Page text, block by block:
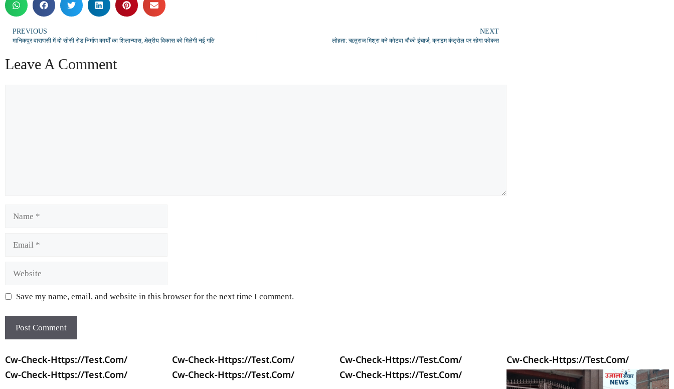
PREVIOUS
मानिकपुर वाराणसी में दो सीसी रोड निर्माण कार्यों का शिलान्यास, क्षेत्रीय विकास को मिलेगी नई गति
NEXT
लोहता: ऋतुराज मिश्रा बने कोटवा चौकी इंचार्ज, क्राइम कंट्रोल पर रहेगा फोकस
Leave A Comment
Save my name, email, and website in this browser for the next time I comment.
Cw-Check-Https://test.com/ Cw-Check-Https://test.com/ Cw-Check-Https://test.com/
Cw-Check-Https://test.com/
Cw-Check-Https://test.com/
Cw-Check-Https://test.com/ Cw-Check-Https://test.com/